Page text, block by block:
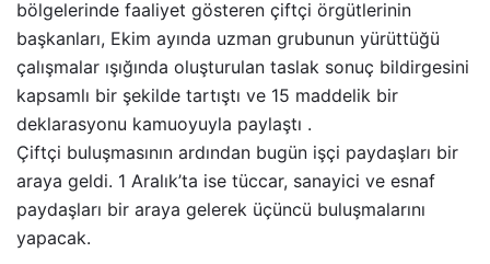
bölgelerinde faaliyet gösteren çiftçi örgütlerinin
başkanları, Ekim ayında uzman grubunun yürüttüğü
çalışmalar ışığında oluşturulan taslak sonuç bildirgesini
kapsamlı bir şekilde tartıştı ve 15 maddelik bir
deklarasyonu kamuoyuyla paylaştı .
Çiftçi buluşmasının ardından bugün işçi paydaşları bir
araya geldi. 1 Aralık’ta ise tüccar, sanayici ve esnaf
paydaşları bir araya gelerek üçüncü buluşmalarını
yapacak.